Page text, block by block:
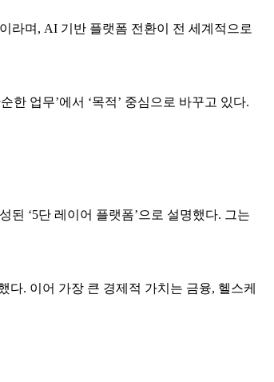
라며, AI 기반 플랫폼 전환이 전 세계적으로
업무’에서 ‘목적’ 중심으로 바꾸고 있다.
‘5단 레이어 플랫폼’으로 설명했다. 그는
. 이어 가장 큰 경제적 가치는 금융, 헬스케